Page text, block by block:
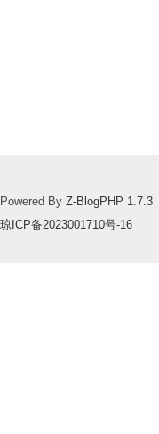
Powered By Z-BlogPHP 1.7.3
琼ICP备2023001710号-16